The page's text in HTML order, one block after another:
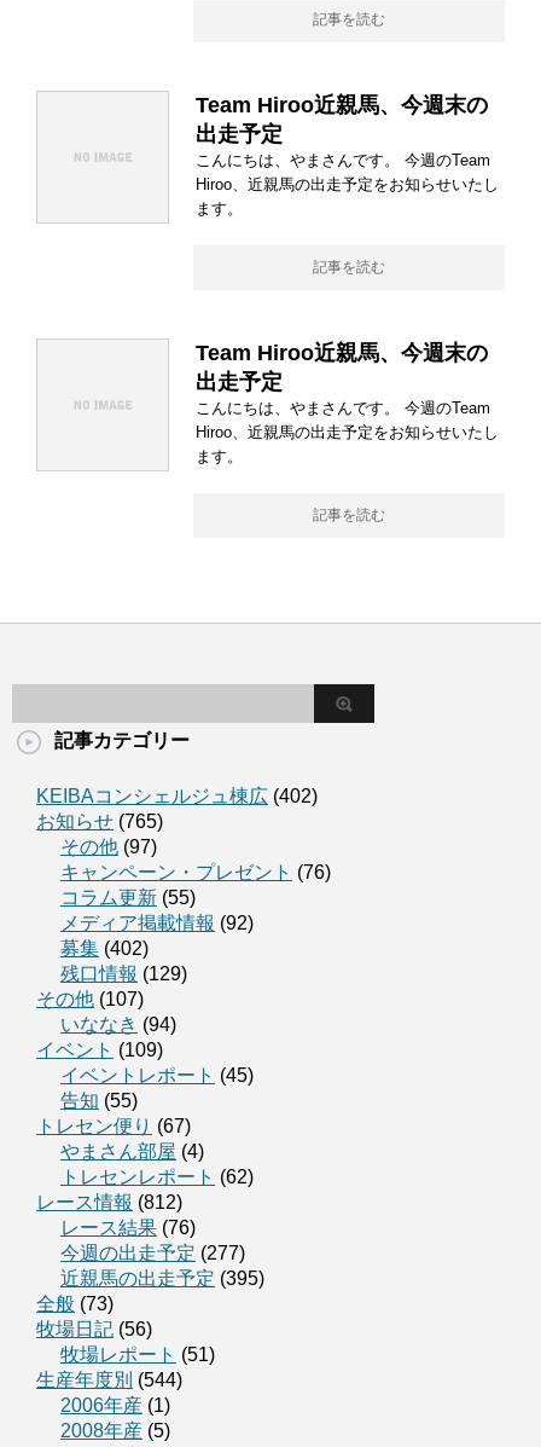
記事を読む
Team Hiroo近親馬、今週末の
出走予定
こんにちは、やまさんです。 今週のTeam
Hiroo、近親馬の出走予定をお知らせいたし
ます。
記事を読む
Team Hiroo近親馬、今週末の
出走予定
こんにちは、やまさんです。 今週のTeam
Hiroo、近親馬の出走予定をお知らせいたし
ます。
記事を読む
記事カテゴリー
KEIBAコンシェルジュ棟広 (402)
お知らせ (765)
その他 (97)
キャンペーン・プレゼント (76)
コラム更新 (55)
メディア掲載情報 (92)
募集 (402)
残口情報 (129)
その他 (107)
いななき (94)
イベント (109)
イベントレポート (45)
告知 (55)
トレセン便り (67)
やまさん部屋 (4)
トレセンレポート (62)
レース情報 (812)
レース結果 (76)
今週の出走予定 (277)
近親馬の出走予定 (395)
全般 (73)
牧場日記 (56)
牧場レポート (51)
生産年度別 (544)
2006年産 (1)
2008年産 (5)